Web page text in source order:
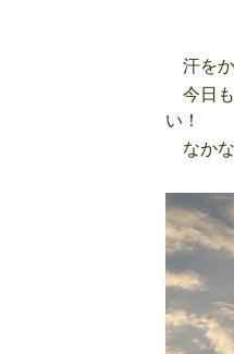
朝の
汗をか
今日も
い！
なかな